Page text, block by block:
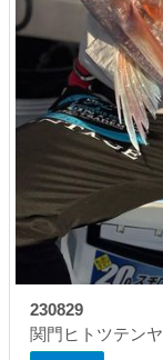
230829
関門ヒトツテンヤ